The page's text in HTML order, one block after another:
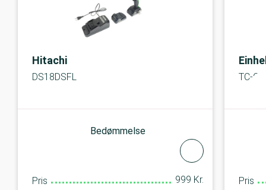
Hitachi
DS18DSFL
Bedømmelse
Pris 999 Kr.
TC-
Pris